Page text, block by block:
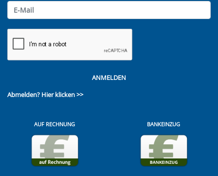
ANMELDEN
Abmelden? Hier klicken >>
AUF RECHNUNG BANKEINZUG